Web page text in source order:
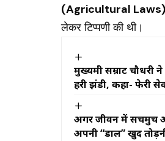
(Agricultural Laws)
लेकर टिप्पणी की थी।
मुख्यमंत्री सम्राट
हरी झंडी, कहा- फेरी
अगर जीवन में सचमुच
अपनी “डाल” खुद